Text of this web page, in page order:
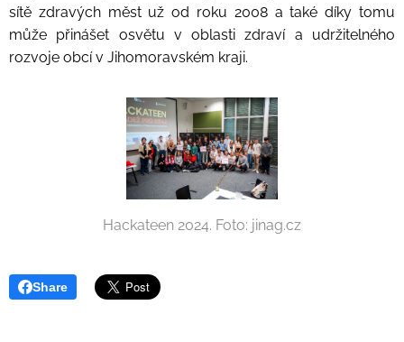
sítě zdravých měst už od roku 2008 a také díky tomu
může přinášet osvětu v oblasti zdraví a udržitelného
rozvoje obcí v Jihomoravském kraji.
Hackateen 2024. Foto: jinag.cz
Share